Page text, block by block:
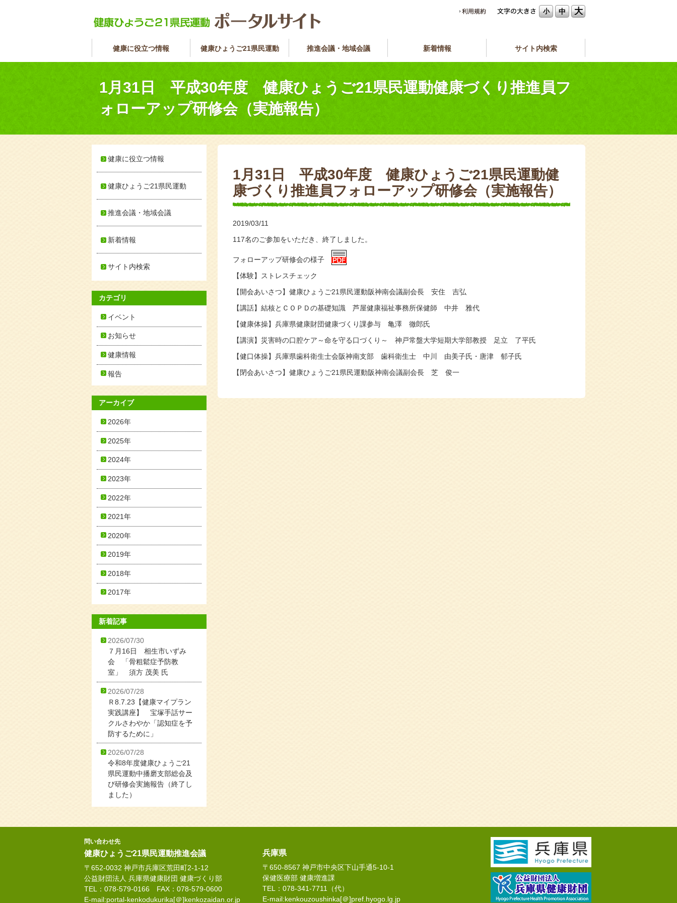
小 中 大
健康に役立つ情報 健康ひょうご21県民運動 推進会議・地域会議 新着情報 サイト内検索
1月31日 平成30年度 健康ひょうご21県民運動健康づくり推進員フ
ォローアップ研修会（実施報告）
1月31日 平成30年度 健康ひょうご21県民運動健
康づくり推進員フォローアップ研修会（実施報告）
2019/03/11
117名のご参加をいただき、終了しました。
フォローアップ研修会の様子
【体験】ストレスチェック
【開会あいさつ】健康ひょうご21県民運動阪神南会議副会長 安住 吉弘
【講話】結核とＣＯＰＤの基礎知識 芦屋健康福祉事務所保健師 中井 雅代
【健康体操】兵庫県健康財団健康づくり課参与 亀澤 徹郎氏
【講演】災害時の口腔ケア～命を守る口づくり～ 神戸常盤大学短期大学部教授 足立 了平氏
【健口体操】兵庫県歯科衛生士会阪神南支部 歯科衛生士 中川 由美子氏・唐津 郁子氏
【閉会あいさつ】健康ひょうご21県民運動阪神南会議副会長 芝 俊一
健康に役立つ情報
健康ひょうご21県民運動
推進会議・地域会議
新着情報
サイト内検索
カテゴリ
イベント
お知らせ
健康情報
報告
アーカイブ
2026年
2025年
2024年
2023年
2022年
2021年
2020年
2019年
2018年
2017年
新着記事
2026/07/30
７月16日 相生市いずみ
会 「骨粗鬆症予防教
室」 須方 茂美 氏
2026/07/28
Ｒ8.7.23【健康マイプラン
実践講座】 宝塚手話サー
クルさわやか「認知症を予
防するために」
2026/07/28
令和8年度健康ひょうご21
県民運動中播磨支部総会及
び研修会実施報告（終了し
ました）
問い合わせ先
健康ひょうご21県民運動推進会議
〒652-0032 神戸市兵庫区荒田町2-1-12
公益財団法人 兵庫県健康財団 健康づくり部
TEL：078-579-0166 FAX：078-579-0600
E-mail:portal-kenkodukurika[＠]kenkozaidan.or.jp
兵庫県
〒650-8567 神戸市中央区下山手通5-10-1
保健医療部 健康増進課
TEL：078-341-7711（代）
E-mail:kenkouzoushinka[＠]pref.hyogo.lg.jp